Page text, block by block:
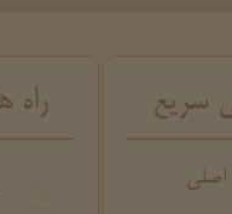
راه سریع